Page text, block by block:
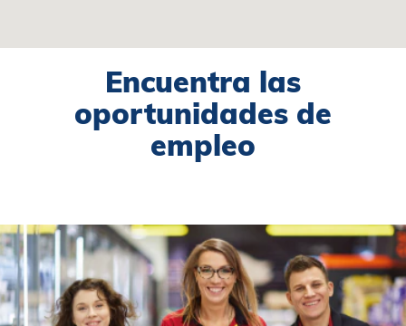
Encuentra las
oportunidades de
empleo